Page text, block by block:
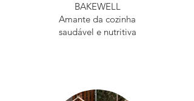
BAKEWELL
Amante da cozinha
saudável e nutritiva